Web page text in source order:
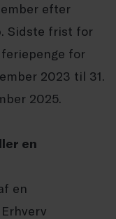
efter
Sidste frist for
for
2023 til 31.
2025.
en
en